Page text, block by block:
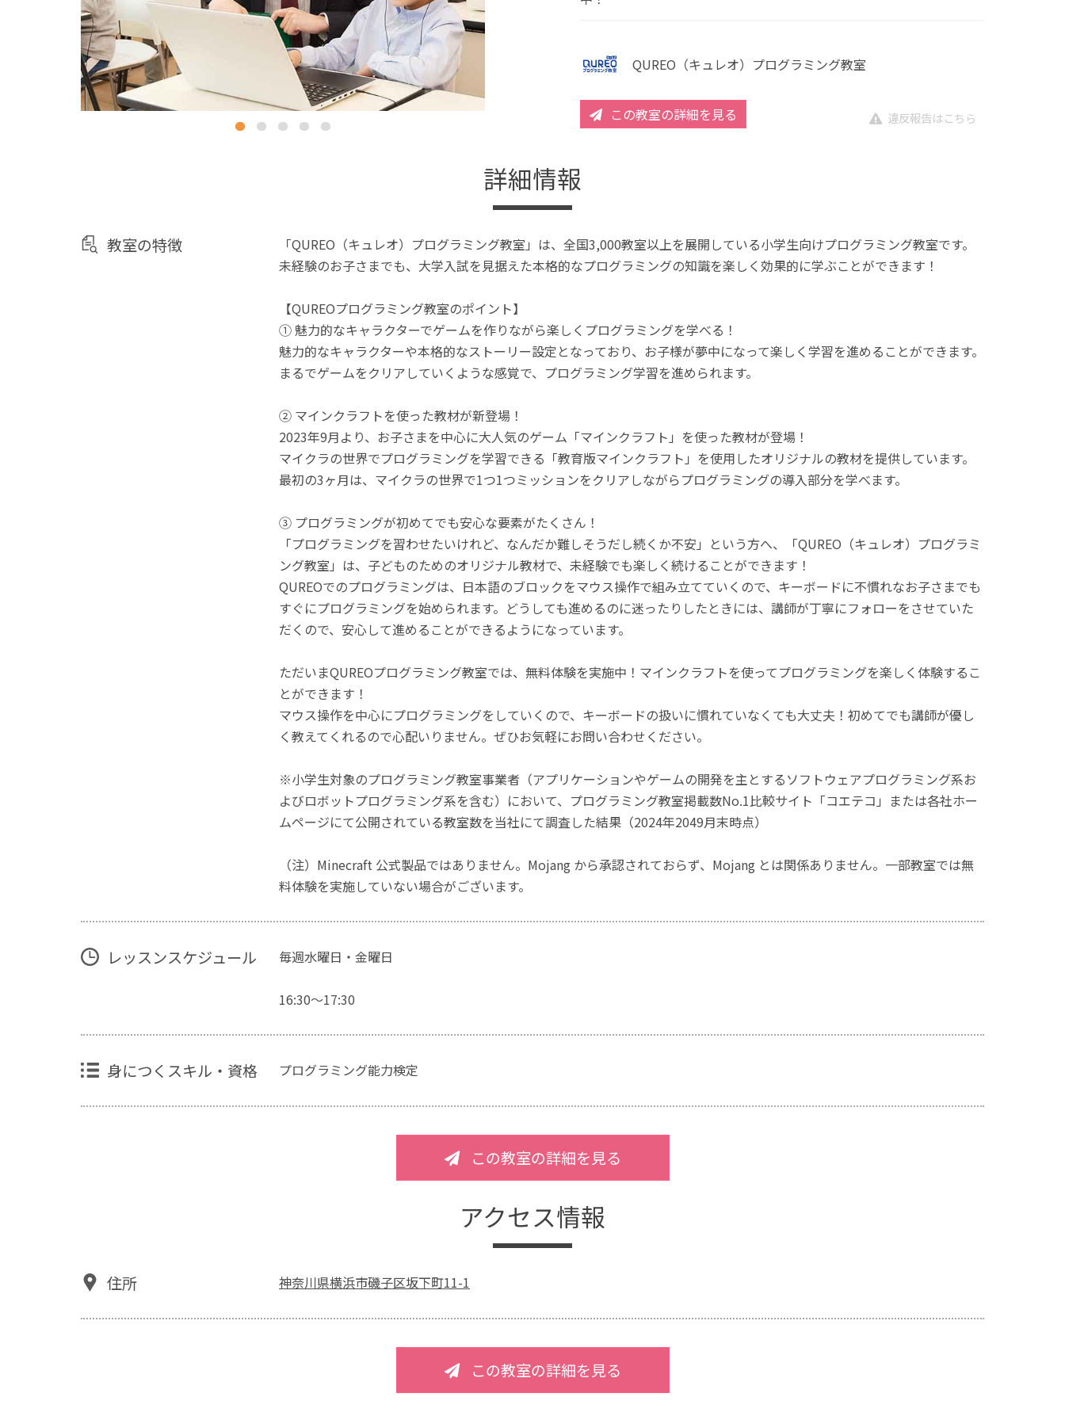
QUREO（キュレオ）プログラミング教室
この教室の詳細を見る 違反報告はこちら
詳細情報
教室の特徴
「QUREO（キュレオ）プログラミング教室」は、全国3,000教室以上を展開している小学生向けプログラミング教室です。
未経験のお子さまでも、大学入試を見据えた本格的なプログラミングの知識を楽しく効果的に学ぶことができます！
【QUREOプログラミング教室のポイント】
① 魅力的なキャラクターでゲームを作りながら楽しくプログラミングを学べる！
魅力的なキャラクターや本格的なストーリー設定となっており、お子様が夢中になって楽しく学習を進めることができます。
まるでゲームをクリアしていくような感覚で、プログラミング学習を進められます。
② マインクラフトを使った教材が新登場！
2023年9月より、お子さまを中心に大人気のゲーム「マインクラフト」を使った教材が登場！
マイクラの世界でプログラミングを学習できる「教育版マインクラフト」を使用したオリジナルの教材を提供しています。
最初の3ヶ月は、マイクラの世界で1つ1つミッションをクリアしながらプログラミングの導入部分を学べます。
③ プログラミングが初めてでも安心な要素がたくさん！
「プログラミングを習わせたいけれど、なんだか難しそうだし続くか不安」という方へ、「QUREO（キュレオ）プログラミ
ング教室」は、子どものためのオリジナル教材で、未経験でも楽しく続けることができます！
QUREOでのプログラミングは、日本語のブロックをマウス操作で組み立てていくので、キーボードに不慣れなお子さまでも
すぐにプログラミングを始められます。どうしても進めるのに迷ったりしたときには、講師が丁寧にフォローをさせていた
だくので、安心して進めることができるようになっています。
ただいまQUREOプログラミング教室では、無料体験を実施中！マインクラフトを使ってプログラミングを楽しく体験するこ
とができます！
マウス操作を中心にプログラミングをしていくので、キーボードの扱いに慣れていなくても大丈夫！初めてでも講師が優し
く教えてくれるので心配いりません。ぜひお気軽にお問い合わせください。
※小学生対象のプログラミング教室事業者（アプリケーションやゲームの開発を主とするソフトウェアプログラミング系お
よびロボットプログラミング系を含む）において、プログラミング教室掲載数No.1比較サイト「コエテコ」または各社ホー
ムページにて公開されている教室数を当社にて調査した結果（2024年2049月末時点）
（注）Minecraft 公式製品ではありません。Mojang から承認されておらず、Mojang とは関係ありません。一部教室では無
料体験を実施していない場合がございます。
レッスンスケジュール 毎週水曜日・金曜日
16:30～17:30
身につくスキル・資格 プログラミング能力検定
この教室の詳細を見る
アクセス情報
住所 神奈川県横浜市磯子区坂下町11-1
この教室の詳細を見る